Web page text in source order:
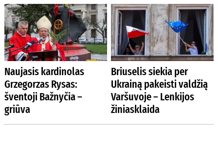
Naujasis kardinolas
Grzegorzas Rysas:
šventoji Bažnyčia –
griūva
Briuselis siekia per
Ukrainą pakeisti valdžią
Varšuvoje – Lenkijos
žiniasklaida